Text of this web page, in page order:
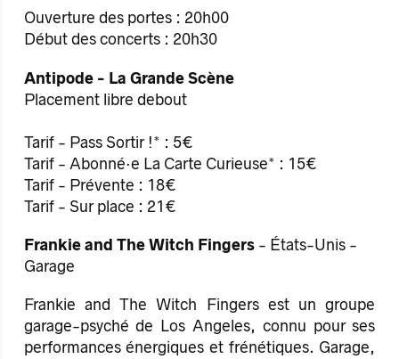
Ouverture des portes : 20h00
Début des concerts : 20h30
Antipode - La Grande Scène
Placement libre debout
Tarif - Pass Sortir !* : 5€
Tarif - Abonné·e La Carte Curieuse* : 15€
Tarif - Prévente : 18€
Tarif - Sur place : 21€
Frankie and The Witch Fingers- États-Unis -
Garage
Frankie and The Witch Fingers est un groupe
garage-psyché de Los Angeles, connu pour ses
performances énergiques et frénétiques. Garage,